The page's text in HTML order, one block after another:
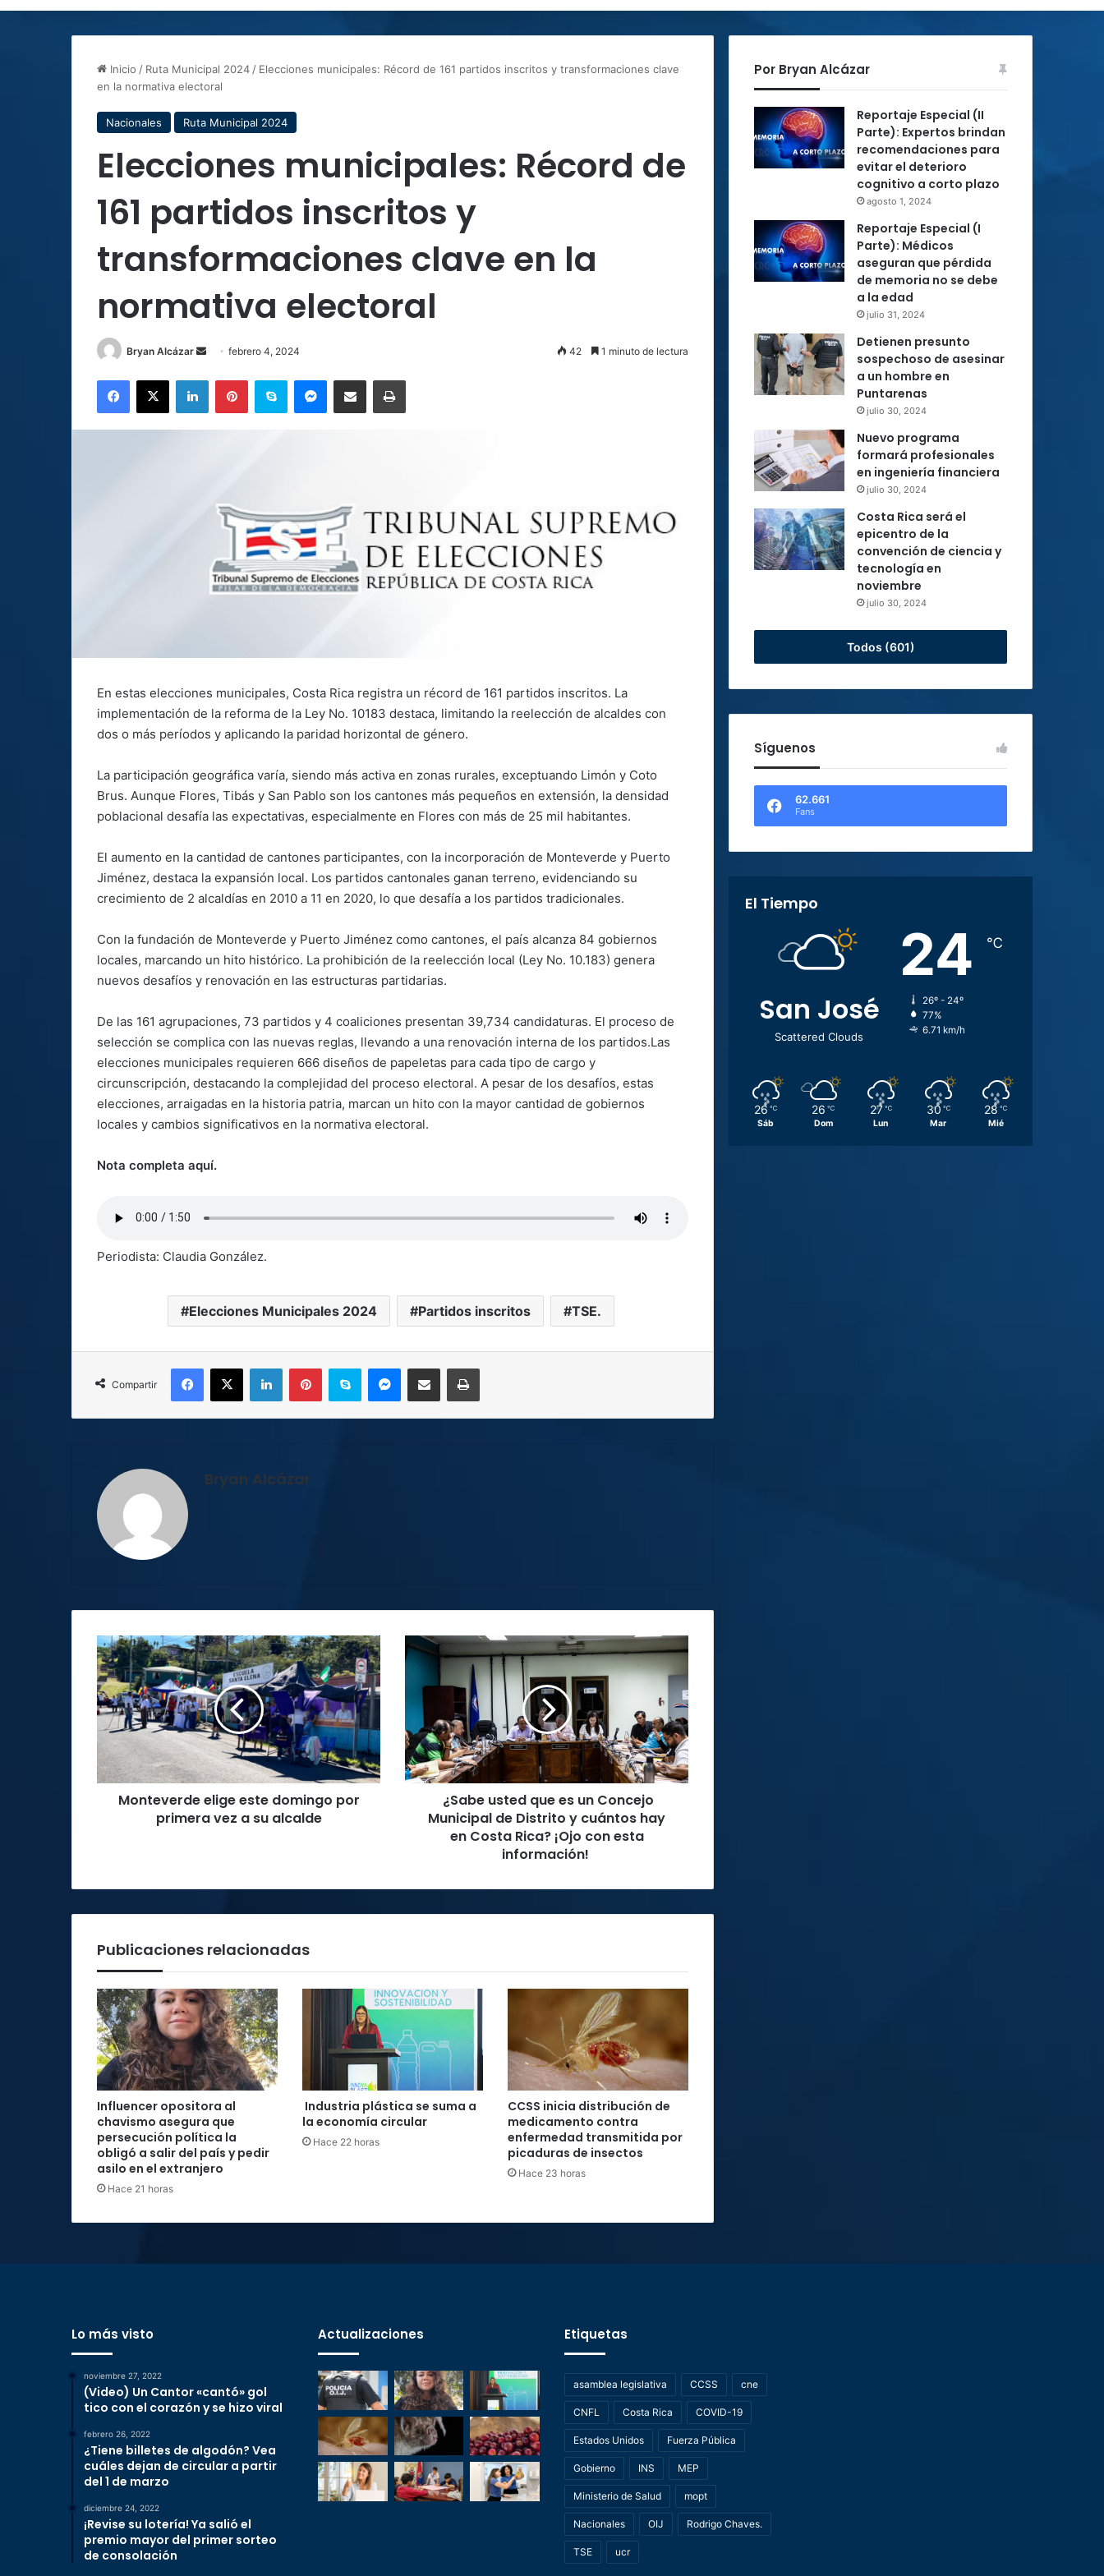
Inicio / Ruta Municipal 2024 / Elecciones municipales: Récord de 161 partidos inscritos y transformaciones clave
en la normativa electoral
Nacionales Ruta Municipal 2024
Elecciones municipales: Récord de
161 partidos inscritos y
transformaciones clave en la
normativa electoral
Bryan Alcázar
Send
email
febrero 4, 2024 42 1 minuto de lectura
Facebook
X LinkedInPinterestSkype MessengerCompartir por correo electrónicoImprimir
En estas elecciones municipales, Costa Rica registra un récord de 161 partidos inscritos. La
implementación de la reforma de la Ley No. 10183 destaca, limitando la reelección de alcaldes con
dos o más períodos y aplicando la paridad horizontal de género.
La participación geográfica varía, siendo más activa en zonas rurales, exceptuando Limón y Coto
Brus. Aunque Flores, Tibás y San Pablo son los cantones más pequeños en extensión, la densidad
poblacional desafía las expectativas, especialmente en Flores con más de 25 mil habitantes.
El aumento en la cantidad de cantones participantes, con la incorporación de Monteverde y Puerto
Jiménez, destaca la expansión local. Los partidos cantonales ganan terreno, evidenciando su
crecimiento de 2 alcaldías en 2010 a 11 en 2020, lo que desafía a los partidos tradicionales.
Con la fundación de Monteverde y Puerto Jiménez como cantones, el país alcanza 84 gobiernos
locales, marcando un hito histórico. La prohibición de la reelección local (Ley No. 10.183) genera
nuevos desafíos y renovación en las estructuras partidarias.
De las 161 agrupaciones, 73 partidos y 4 coaliciones presentan 39,734 candidaturas. El proceso de
selección se complica con las nuevas reglas, llevando a una renovación interna de los partidos.Las
elecciones municipales requieren 666 diseños de papeletas para cada tipo de cargo y
circunscripción, destacando la complejidad del proceso electoral. A pesar de los desafíos, estas
elecciones, arraigadas en la historia patria, marcan un hito con la mayor cantidad de gobiernos
locales y cambios significativos en la normativa electoral.
Nota completa aquí.
Periodista: Claudia González.
Elecciones Municipales 2024 Partidos inscritos TSE.
Compartir
Facebook
X LinkedInPinterestSkype MessengerCompartir por correo electrónicoImprimir
Bryan Alcázar
Monteverde
elige
este
domingo
por
primera
su
alcaldeMonteverde elige este domingo por
primera vez a su alcalde
¿Sabe
usted
Concejo
Municipal
de
Distrito
cuántos
con
¿Sabe usted que es un Concejo
Municipal de Distrito y cuántos hay
en Costa Rica? ¡Ojo con esta
información!
Publicaciones relacionadas
Influencer opositora al
chavismo asegura que
persecución política la
obligó a salir del país y pedir
asilo en el extranjero
Hace 21 horas
Industria plástica se suma a
la economía circular
Hace 22 horas
CCSS inicia distribución de
medicamento contra
enfermedad transmitida por
picaduras de insectos
Hace 23 horas
Por Bryan Alcázar
Reportaje Especial (II
Parte): Expertos brindan
recomendaciones para
evitar el deterioro
cognitivo a corto plazo
agosto 1, 2024
Reportaje Especial (I
Parte): Médicos
aseguran que pérdida
de memoria no se debe
a la edad
julio 31, 2024
Detienen presunto
sospechoso de asesinar
a un hombre en
Puntarenas
julio 30, 2024
Nuevo programa
formará profesionales
en ingeniería financiera
julio 30, 2024
Costa Rica será el
epicentro de la
convención de ciencia y
tecnología en
noviembre
julio 30, 2024
Todos (601)
Síguenos
62.661
Fans
El Tiempo
San José
Scattered Clouds
24 ℃
26º - 24º
77%
6.71 km/h
26 ℃
Sáb
26 ℃
Dom
27 ℃
Lun
30 ℃
Mar
28 ℃
Mié
Lo más visto
noviembre 27, 2022
(Video) Un Cantor «cantó» gol
tico con el corazón y se hizo viral
febrero 26, 2022
¿Tiene billetes de algodón? Vea
cuáles dejan de circular a partir
del 1 de marzo
diciembre 24, 2022
¡Revise su lotería! Ya salió el
premio mayor del primer sorteo
de consolación
Actualizaciones Etiquetas
asamblea legislativa CCSS cne
CNFL Costa Rica COVID-19
Estados Unidos Fuerza Pública
Gobierno INS MEP
Ministerio de Salud mopt
Nacionales OIJ Rodrigo Chaves.
TSE ucr